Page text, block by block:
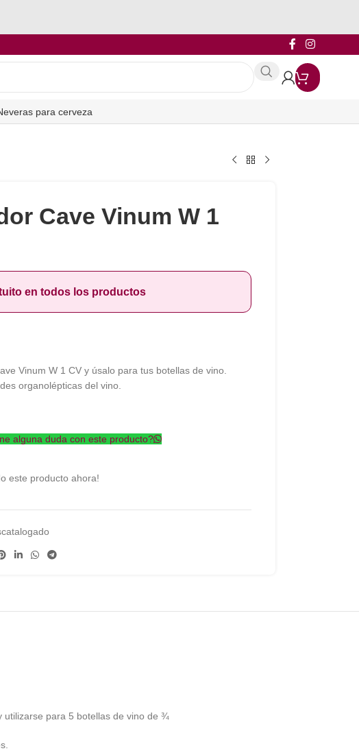
para cerveza
Cave Vinum W 1
en todos los productos
Vinum W 1 CV y úsalo para tus botellas de vino.
organolépticas del vino.
alguna duda con este producto?
este producto ahora!
utilizarse para 5 botellas de vino de ¾